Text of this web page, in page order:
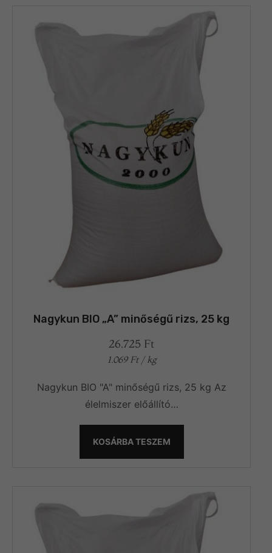
Nagykun BIO „A” minőségű rizs, 25 kg
26.725 Ft
1.069 Ft / kg
Nagykun BIO "A" minőségű rizs, 25 kg Az
élelmiszer előállító…
KOSÁRBA TESZEM